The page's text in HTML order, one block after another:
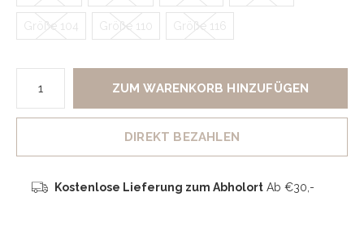
Größe 104 Größe 110 Größe 116
ZUM WARENKORB HINZUFÜGEN
DIREKT BEZAHLEN
Kostenlose Lieferung zum AbholortAb €30,-